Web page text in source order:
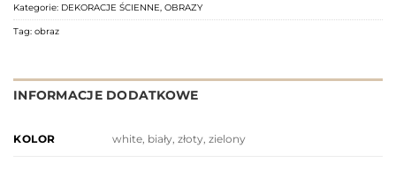
Kategorie: DEKORACJE ŚCIENNE, OBRAZY
Tag: obraz
INFORMACJE DODATKOWE
KOLOR white, biały, złoty, zielony